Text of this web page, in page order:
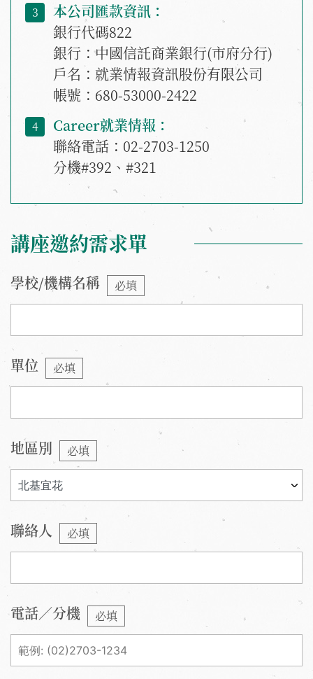
本公司匯款資訊：
銀行代碼822
銀行：中國信託商業銀行(市府分行)
戶名：就業情報資訊股份有限公司
帳號：680-53000-2422
Career就業情報：
聯絡電話：02-2703-1250
分機#392、#321
講座邀約需求單
學校/機構名稱 必填
單位 必填
地區別 必填
聯絡人 必填
電話／分機 必填